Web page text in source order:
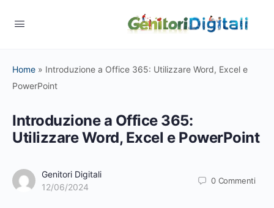
Home » Introduzione a Office 365: Utilizzare Word, Excel e
PowerPoint
Introduzione a Office 365:
Utilizzare Word, Excel e PowerPoint
Genitori Digitali
12/06/2024
0 Commenti